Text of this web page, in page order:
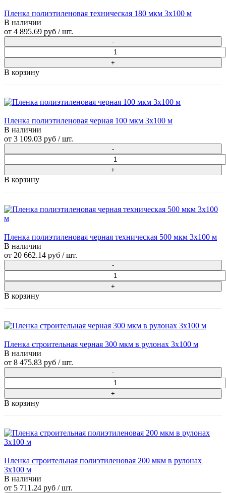
Пленка полиэтиленовая техническая 180 мкм 3х100 м
В наличии
от 4 895.69 руб / шт.
В корзину
Пленка полиэтиленовая черная 100 мкм 3х100 м
В наличии
от 3 109.03 руб / шт.
В корзину
Пленка полиэтиленовая черная техническая 500 мкм 3х100 м
В наличии
от 20 662.14 руб / шт.
В корзину
Пленка строительная черная 300 мкм в рулонах 3х100 м
В наличии
от 8 475.83 руб / шт.
В корзину
Пленка строительная полиэтиленовая 200 мкм в рулонах
3х100 м
В наличии
от 5 711.24 руб / шт.